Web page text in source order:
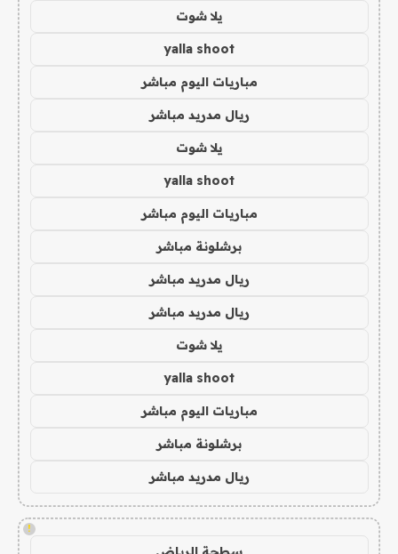
يلا شوت
yalla shoot
مباريات اليوم مباشر
ريال مدريد مباشر
يلا شوت
yalla shoot
مباريات اليوم مباشر
برشلونة مباشر
ريال مدريد مباشر
ريال مدريد مباشر
يلا شوت
yalla shoot
مباريات اليوم مباشر
برشلونة مباشر
ريال مدريد مباشر
!